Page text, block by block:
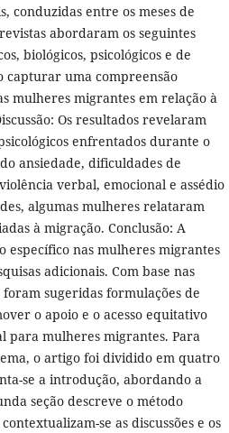
conduzidas entre os meses de
abordaram os seguintes
biológicos, psicológicos e de
capturar uma compreensão
mulheres migrantes em relação à
Os resultados revelaram
enfrentados durante o
ansiedade, dificuldades de
verbal, emocional e assédio
algumas mulheres relataram
à migração. Conclusão: A
específico nas mulheres migrantes
adicionais. Com base nas
sugeridas formulações de
o apoio e o acesso equitativo
para mulheres migrantes. Para
o artigo foi dividido em quatro
se a introdução, abordando a
seção descreve o método
se as discussões e os